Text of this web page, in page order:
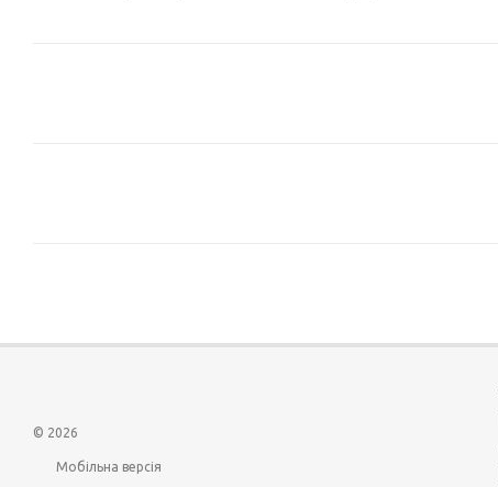
© 2026
Мобільна версія